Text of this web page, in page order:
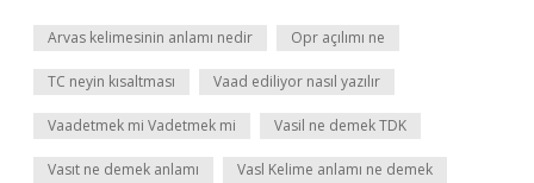
Arvas kelimesinin anlamı nedir Opr açılımı ne
TC neyin kısaltması Vaad ediliyor nasıl yazılır
Vaadetmek mi Vadetmek mi Vasil ne demek TDK
Vasıt ne demek anlamı Vasl Kelime anlamı ne demek